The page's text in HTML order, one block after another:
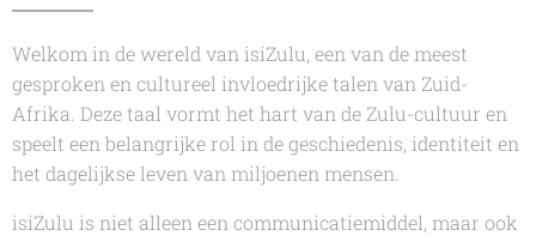
Welkom in de wereld van isiZulu, een van de meest
gesproken en cultureel invloedrijke talen van Zuid-
Afrika. Deze taal vormt het hart van de Zulu-cultuur en
speelt een belangrijke rol in de geschiedenis, identiteit en
het dagelijkse leven van miljoenen mensen.
isiZulu is niet alleen een communicatiemiddel, maar ook